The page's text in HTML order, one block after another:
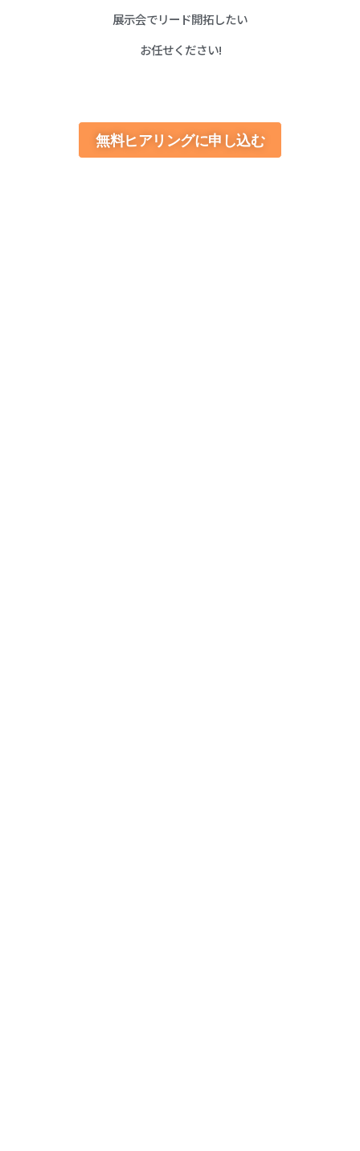
展示会でリード開拓したい
お任せください!
無料ヒアリングに申し込む